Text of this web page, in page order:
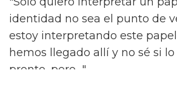
identidad no sea el punto de
estoy interpretando este
hemos llegado allí y no sé si
pronto, pero…"